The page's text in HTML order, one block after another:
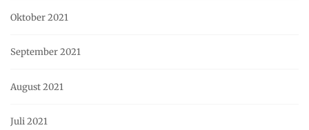
Oktober 2021
September 2021
August 2021
Juli 2021